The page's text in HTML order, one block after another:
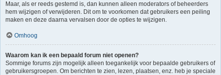
Maar, als er reeds gestemd is, dan kunnen alleen moderators of beheerders
hem wijzigen of verwijderen. Dit om te voorkomen dat gebruikers een peiling
maken en deze daarna vervalsen door de opties te wijzigen.
Omhoog
Waarom kan ik een bepaald forum niet openen?
Sommige forums zijn mogelijk alleen toegankelijk voor bepaalde gebruikers of
gebruikersgroepen. Om berichten te zien, lezen, plaatsen, enz. heb je speciale